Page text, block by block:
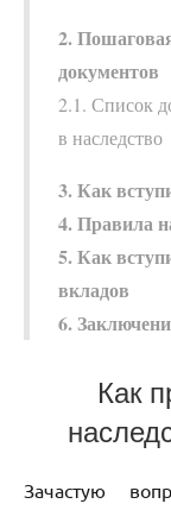
2.
документов
2.1. Список
в наследство
3. Как
4. Правила
5. Как
вкладов
6.
Как
Зачастую